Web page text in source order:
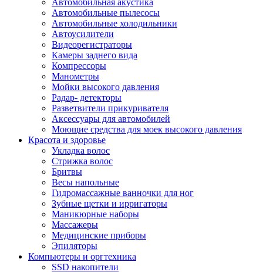
Автомобильная акустика
Автомобильные пылесосы
Автомобильные холодильники
Автоусилители
Видеорегистраторы
Камеры заднего вида
Компрессоры
Манометры
Мойки высокого давления
Радар- детекторы
Разветвители прикуривателя
Аксессуары для автомобилей
Моющие средства для моек высокого давления
Красота и здоровье
Укладка волос
Стрижка волос
Бритвы
Весы напольные
Гидромассажные ванночки для ног
Зубные щетки и ирригаторы
Маникюрные наборы
Массажеры
Медицинские приборы
Эпиляторы
Компьютеры и оргтехника
SSD накопители